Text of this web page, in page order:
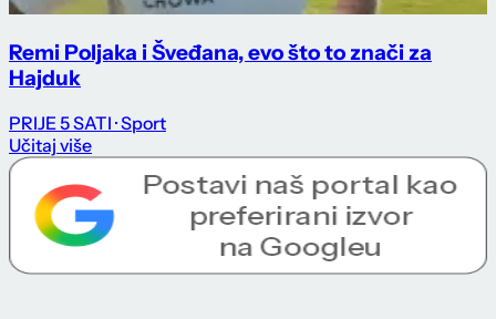
Remi Poljaka i Šveđana, evo što to znači za
Hajduk
PRIJE 5 SATI · Sport
Učitaj više